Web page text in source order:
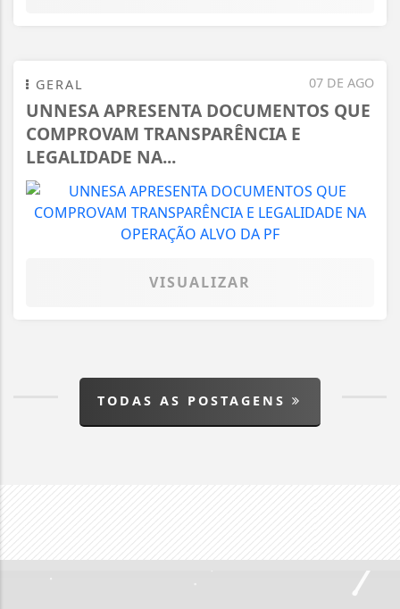
07 DE AGO
GERAL
UNNESA APRESENTA DOCUMENTOS QUE
COMPROVAM TRANSPARÊNCIA E
LEGALIDADE NA...
VISUALIZAR
TODAS AS POSTAGENS